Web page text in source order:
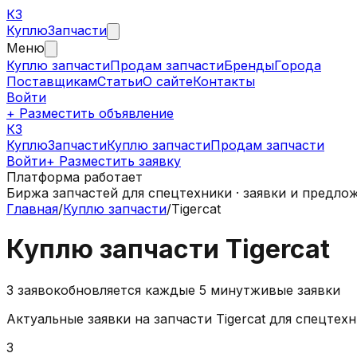
КЗ
КуплюЗапчасти
Меню
Куплю запчастиПродам запчастиБрендыГорода
ПоставщикамСтатьиО сайтеКонтакты
Войти
+ Разместить объявление
КЗ
КуплюЗапчастиКуплю запчастиПродам запчасти
Войти+ Разместить заявку
Платформа работает
Биржа запчастей для спецтехники · заявки и
Главная/Куплю запчасти/Tigercat
Куплю запчасти Tigercat
3 заявокобновляется каждые 5 минутживые заявки
Актуальные заявки на запчасти Tigercat для
3